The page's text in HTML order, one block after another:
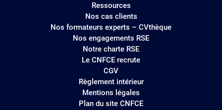
Ressources
Nos cas clients
Nos formateurs experts – CVthèque
Nos engagements RSE
Notre charte RSE
Le CNFCE recrute
CGV
Règlement intérieur
Mentions légales
Plan du site CNFCE